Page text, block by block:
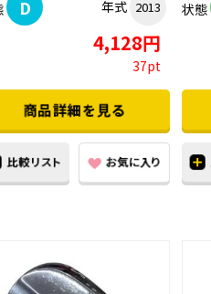
D 年式 2013
4,128円
37pt
状態